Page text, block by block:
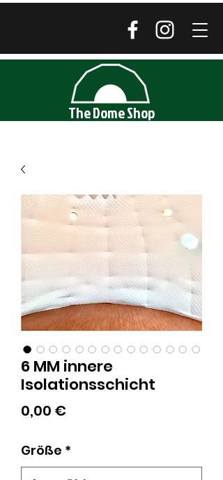
The Dome Shop
6 MM innere
Isolationsschicht
0,00 €Preis
Größe *